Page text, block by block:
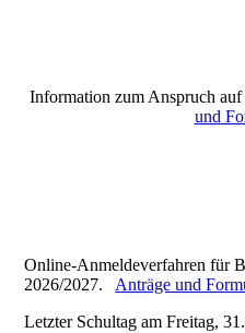
Information zum Anspruch
und
Online-Anmeldeverfahren für
2026/2027. Anträge und
Letzter Schultag am Freitag,